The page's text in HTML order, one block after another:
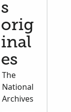
IMÁGENES (DGS)
s
orig
inal
es
The
National
Archives